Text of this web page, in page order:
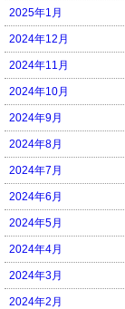
2025年1月
2024年12月
2024年11月
2024年10月
2024年9月
2024年8月
2024年7月
2024年6月
2024年5月
2024年4月
2024年3月
2024年2月